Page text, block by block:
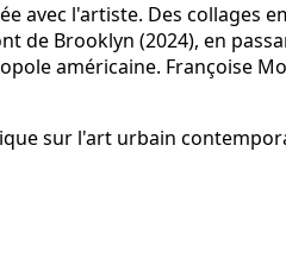
avec l'artiste. Des collages
de Brooklyn (2024), en
américaine. Françoise
sur l'art urbain